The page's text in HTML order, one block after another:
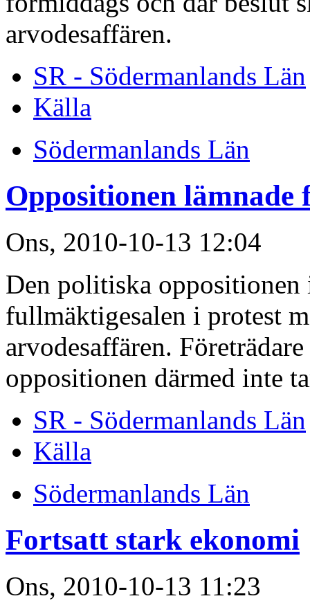
arvodesaffären.
SR - Södermanlands Län
Källa
Södermanlands Län
Oppositionen
Ons, 2010-10-13 12:04
Den politiska oppositionen
fullmäktigesalen i protest
arvodesaffären.
oppositionen därmed inte
SR - Södermanlands Län
Källa
Södermanlands Län
Fortsatt stark ekonomi
Ons, 2010-10-13 11:23